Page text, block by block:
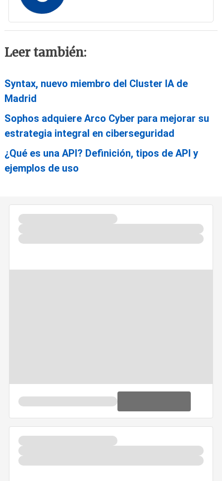
Leer también:
Syntax, nuevo miembro del Cluster IA de
Madrid
Sophos adquiere Arco Cyber para mejorar su
estrategia integral en ciberseguridad
¿Qué es una API? Definición, tipos de API y
ejemplos de uso